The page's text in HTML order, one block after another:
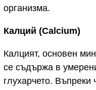
организма.
Калций (Calcium)
Калцият, основен
се съдържа в
глухарчето. Въпреки